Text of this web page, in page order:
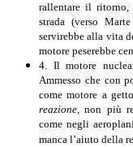
rallentare il ritorno,
strada (verso
servirebbe alla vita
motore peserebbe
4. Il motore
Ammesso che con
come motore a
reazione, non più
come negli
manca l’aiuto della